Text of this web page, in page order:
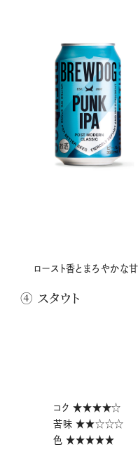
ロースト香とまろやかな
④ スタウト
コク ★★★★☆
苦味 ★★☆☆☆
色 ★★★★★